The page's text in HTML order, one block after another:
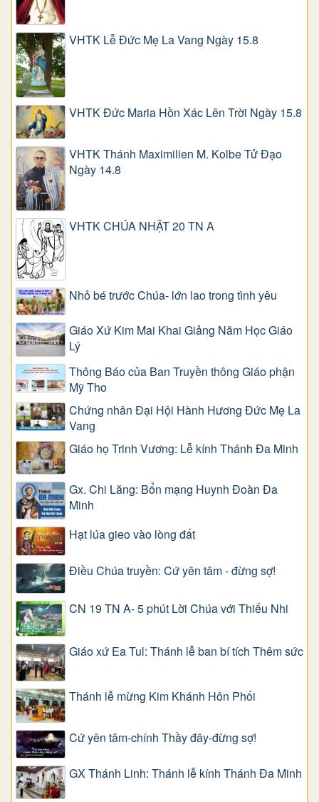
VHTK Lễ Đức Mẹ La Vang Ngày 15.8
VHTK Đức Maria Hồn Xác Lên Trời Ngày 15.8
VHTK Thánh Maximilien M. Kolbe Tử Đạo
Ngày 14.8
VHTK CHÚA NHẬT 20 TN A
Nhỏ bé trước Chúa- lớn lao trong tình yêu
Giáo Xứ Kim Mai Khai Giảng Năm Học Giáo
Lý
Thông Báo của Ban Truyền thông Giáo phận
Mỹ Tho
Chứng nhân Đại Hội Hành Hương Đức Mẹ La
Vang
Giáo họ Trinh Vương: Lễ kính Thánh Đa Minh
Gx. Chi Lăng: Bổn mạng Huynh Đoàn Đa
Minh
Hạt lúa gieo vào lòng đất
Điều Chúa truyền: Cứ yên tâm - đừng sợ!
CN 19 TN A- 5 phút Lời Chúa với Thiếu Nhi
Giáo xứ Ea Tul: Thánh lễ ban bí tích Thêm sức
Thánh lễ mừng Kim Khánh Hôn Phối
Cứ yên tâm-chính Thầy đây-đừng sợ!
GX Thánh Linh: Thánh lễ kính Thánh Đa Minh